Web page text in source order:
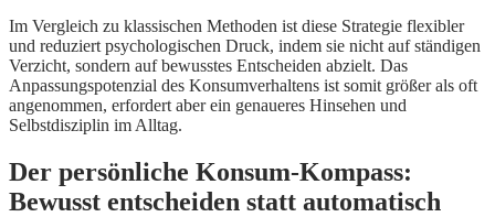
Im Vergleich zu klassischen Methoden ist diese Strategie flexibler
und reduziert psychologischen Druck, indem sie nicht auf ständigen
Verzicht, sondern auf bewusstes Entscheiden abzielt. Das
Anpassungspotenzial des Konsumverhaltens ist somit größer als oft
angenommen, erfordert aber ein genaueres Hinsehen und
Selbstdisziplin im Alltag.
Der persönliche Konsum-Kompass:
Bewusst entscheiden statt automatisch